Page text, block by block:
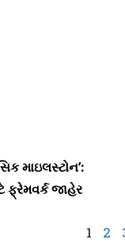
માઇલસ્ટોન’:
જાહેર
1 2